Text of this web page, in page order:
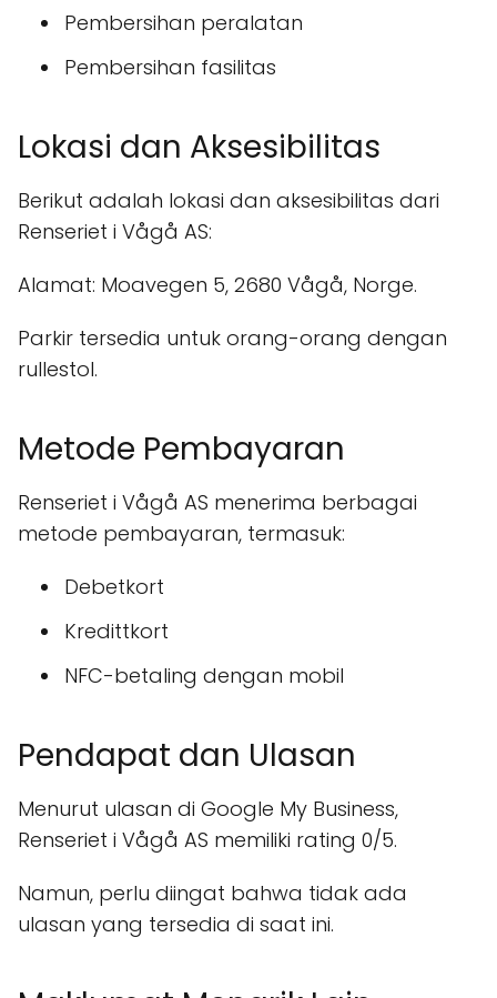
Pembersihan peralatan
Pembersihan fasilitas
Lokasi dan Aksesibilitas
Berikut adalah lokasi dan aksesibilitas dari
Renseriet i Vågå AS:
Alamat: Moavegen 5, 2680 Vågå, Norge.
Parkir tersedia untuk orang-orang dengan
rullestol.
Metode Pembayaran
Renseriet i Vågå AS menerima berbagai
metode pembayaran, termasuk:
Debetkort
Kredittkort
NFC-betaling dengan mobil
Pendapat dan Ulasan
Menurut ulasan di Google My Business,
Renseriet i Vågå AS memiliki rating 0/5.
Namun, perlu diingat bahwa tidak ada
ulasan yang tersedia di saat ini.